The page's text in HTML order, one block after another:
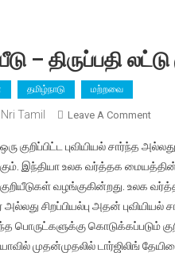
– திருப்பதி
தமிழ்நாடு மற்றவை
Nri Tamil Leave A CommentOn
–
லட்டு
முதல்
ஒடிசா
ஒரு குறிப்பிட்ட புவியியல்
இந்தியா உலக வர்த்தக மையத்தின்
குறியீடுகள் வழங்குகின்றது. உலக
சிறப்பியல்பு அதன் புவியியல்
பொருட்களுக்கு கொடுக்கப்படும்
முதன்முதலில் டார்ஜிலிங்